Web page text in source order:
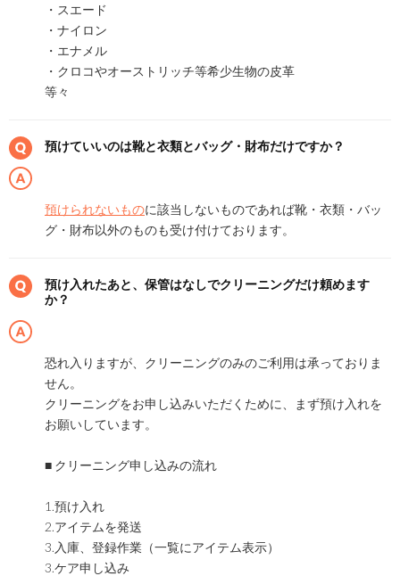
・スエード
・ナイロン
・エナメル
・クロコやオーストリッチ等希少生物の皮革
等々
預けていいのは靴と衣類とバッグ・財布だけですか？
預けられないものに該当しないものであれば靴・衣類・バッ
グ・財布以外のものも受け付けております。
預け入れたあと、保管はなしでクリーニングだけ頼めます
か？
恐れ入りますが、クリーニングのみのご利用は承っておりま
せん。
クリーニングをお申し込みいただくために、まず預け入れを
お願いしています。
■ クリーニング申し込みの流れ
1.預け入れ
2.アイテムを発送
3.入庫、登録作業（一覧にアイテム表示）
3.ケア申し込み